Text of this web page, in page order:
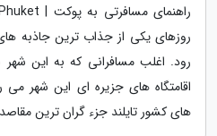
روزهای یکی از جذاب ترین جاذبه
رود. اغلب مسافرانی که به این
اقامتگاه های جزیره ای این شهر
های کشور تایلند جزء گران ترین